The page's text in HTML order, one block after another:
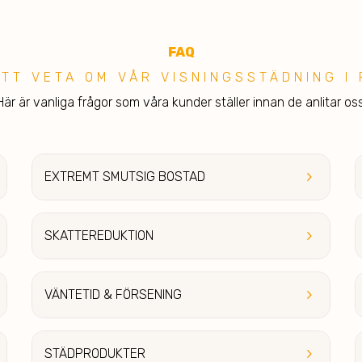
FAQ
VETA OM VÅR VISNINGSSTÄDNING I
är vanliga frågor som våra kunder ställer innan de anlitar
keyboard_arrow_right
EXTREMT SMUTSIG BOSTAD
keyboard_arrow_right
SKATTEREDUKTION
keyboard_arrow_right
VÄNTETID & FÖRSENING
keyboard_arrow_right
STÄDPRODUKTER